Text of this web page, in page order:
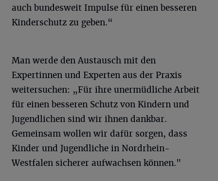
auch bundesweit Impulse für einen besseren
Kinderschutz zu geben.“
Man werde den Austausch mit den
Expertinnen und Experten aus der Praxis
weitersuchen: „Für ihre unermüdliche Arbeit
für einen besseren Schutz von Kindern und
Jugendlichen sind wir ihnen dankbar.
Gemeinsam wollen wir dafür sorgen, dass
Kinder und Jugendliche in Nordrhein-
Westfalen sicherer aufwachsen können."